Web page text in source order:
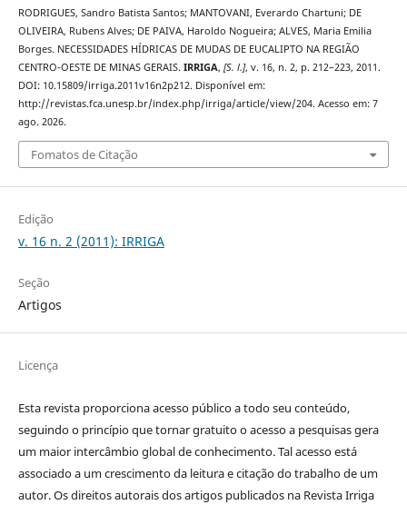
RODRIGUES, Sandro Batista Santos; MANTOVANI, Everardo Chartuni; DE
OLIVEIRA, Rubens Alves; DE PAIVA, Haroldo Nogueira; ALVES, Maria Emilia
Borges. NECESSIDADES HÍDRICAS DE MUDAS DE EUCALIPTO NA REGIÃO
CENTRO-OESTE DE MINAS GERAIS. IRRIGA, [S. l.], v. 16, n. 2, p. 212–223, 2011.
DOI: 10.15809/irriga.2011v16n2p212. Disponível em:
http://revistas.fca.unesp.br/index.php/irriga/article/view/204. Acesso em: 7
ago. 2026.
Fomatos de Citação
Edição
v. 16 n. 2 (2011): IRRIGA
Seção
Artigos
Licença
Esta revista proporciona acesso público a todo seu conteúdo,
seguindo o princípio que tornar gratuito o acesso a pesquisas gera
um maior intercâmbio global de conhecimento. Tal acesso está
associado a um crescimento da leitura e citação do trabalho de um
autor. Os direitos autorais dos artigos publicados na Revista Irriga